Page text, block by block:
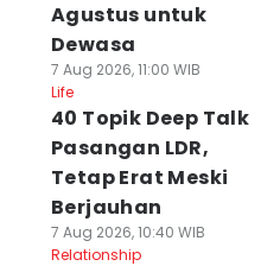
Agustus untuk
Dewasa
7 Aug 2026, 11:00 WIB
Life
40 Topik Deep Talk
Pasangan LDR,
Tetap Erat Meski
Berjauhan
7 Aug 2026, 10:40 WIB
Relationship